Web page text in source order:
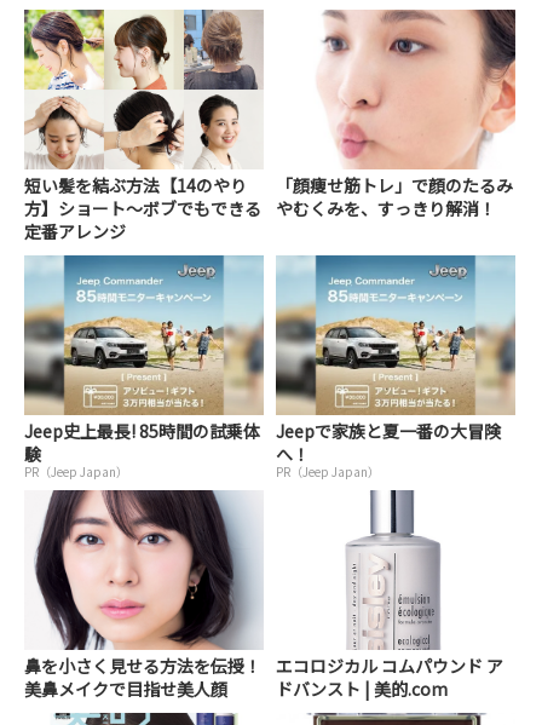
短い髪を結ぶ方法【14のやり
方】ショート～ボブでもできる
定番アレンジ
「顔痩せ筋トレ」で顔のたるみ
やむくみを、すっきり解消！
Jeep史上最長! 85時間の試乗体
験
PR（Jeep Japan）
Jeepで家族と夏一番の大冒険
へ！
PR（Jeep Japan）
鼻を小さく見せる方法を伝授！
美鼻メイクで目指せ美人顔
エコロジカル コムパウンド ア
ドバンスト | 美的.com